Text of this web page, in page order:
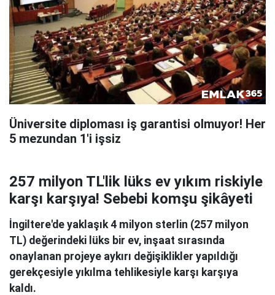
Üniversite diploması iş garantisi olmuyor! Her
5 mezundan 1'i işsiz
257 milyon TL'lik lüks ev yıkım riskiyle
karşı karşıya! Sebebi komşu şikâyeti
İngiltere'de yaklaşık 4 milyon sterlin (257 milyon
TL) değerindeki lüks bir ev, inşaat sırasında
onaylanan projeye aykırı değişiklikler yapıldığı
gerekçesiyle yıkılma tehlikesiyle karşı karşıya
kaldı.